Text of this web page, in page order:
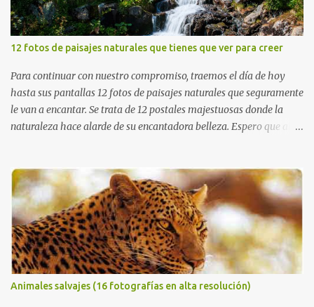
12 fotos de paisajes naturales que tienes que ver para creer
Para continuar con nuestro compromiso, traemos el día de hoy
hasta sus pantallas 12 fotos de paisajes naturales que seguramente
le van a encantar. Se trata de 12 postales majestuosas donde la
naturaleza hace alarde de su encantadora belleza. Espero que al
los ríos de agua viva, lagos, bosques y cascadas, son algunos de los
elementos que hoy acompañan a esta serie fascinante de
fotografía sobre paisajes naturales. Que tengan un feliz jueves
(imágenes con mensajes) con mis mejores deseos a través de la
distancia. Sinceramente, José Luis Ávila Herrera.
Animales salvajes (16 fotografías en alta resolución)